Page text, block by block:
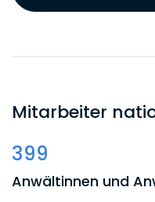
Mitarbeiter
399
Anwältinnen und